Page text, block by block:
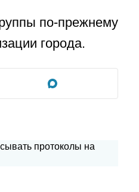
по-прежнему
города.